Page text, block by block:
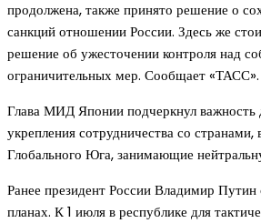
продолжена, также принято решение о
санкций отношении России. Здесь же
решение об ужесточении контроля над
ограничительных мер. Сообщает «ТАСС».
Глава МИД Японии подчеркнул важность
укрепления сотрудничества со странами,
Глобального Юга, занимающие
Ранее президент России Владимир
планах. К 1 июля в республике для